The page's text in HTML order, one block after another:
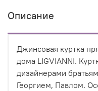
Описание
Джинсовая куртка
дома LIGVIANNI.
дизайнерами
Георгием, Павлом.